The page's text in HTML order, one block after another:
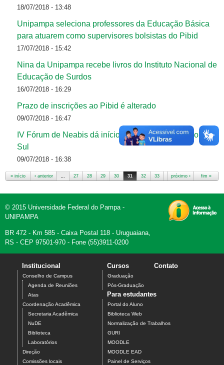
18/07/2018 - 13:48
Unipampa seleciona professores da Educação Básica
para atuarem como supervisores bolsistas do Pibid
17/07/2018 - 15:42
Nina da Unipampa recebe livros do Instituto Nacional de
Educação de Surdos
16/07/2018 - 16:29
Prazo de inscrições ao Pibid é alterado
09/07/2018 - 16:47
IV Fórum de Neabis dá início à realização do IV Copene
Sul
09/07/2018 - 16:38
« início ‹ anterior … 27 28 29 30 31 32 33 34 35
próximo › fim »
© 2015 Universidade Federal do Pampa -
UNIPAMPA
BR 472 - Km 585 - Caixa Postal 118 - Uruguaiana,
RS - CEP 97501-970 - Fone (55)3911-0200
Institucional
Conselho de Campus
Agenda de Reuniões
Atas
Coordenação Acadêmica
Secretaria Acadêmica
NuDE
Biblioteca
Laboratórios
Direção
Comissões locais
Cursos
Graduação
Pós-Graduação
Contato
Para estudantes
Portal do Aluno
Biblioteca Web
Normalização de Trabalhos
GURI
MOODLE
MOODLE EAD
Painel de Serviços